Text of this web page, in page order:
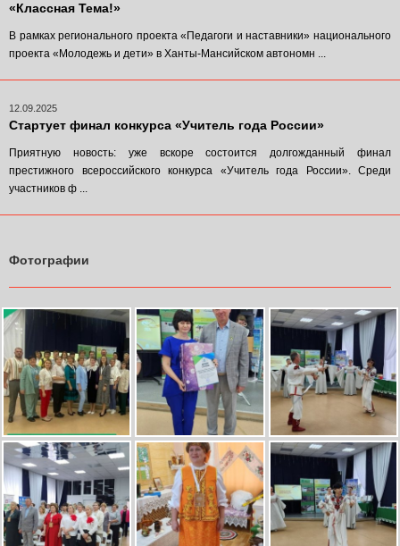
«Классная Тема!»
В рамках регионального проекта «Педагоги и наставники» национального
проекта «Молодежь и дети» в Ханты-Мансийском автономн ...
12.09.2025
Стартует финал конкурса «Учитель года России»
Приятную новость: уже вскоре состоится долгожданный финал
престижного всероссийского конкурса «Учитель года России». Среди
участников ф ...
Фотографии